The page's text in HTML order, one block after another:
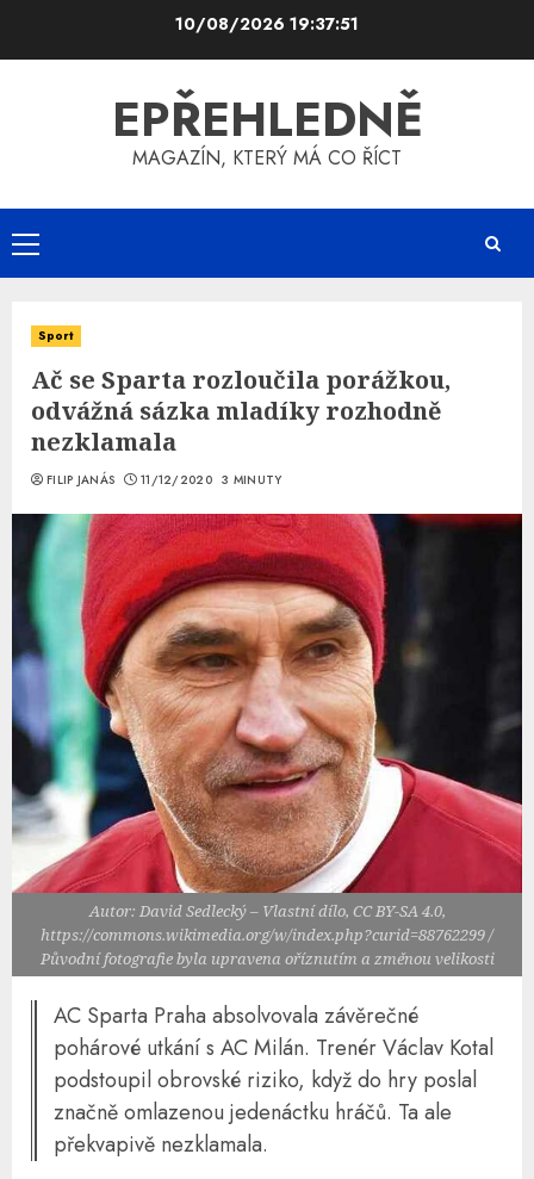
10/08/2026 19:37:51
EPŘEHLEDNĚ
MAGAZÍN, KTERÝ MÁ CO ŘÍCT
Primary
Menu
Sport
Ač se Sparta rozloučila porážkou,
odvážná sázka mladíky rozhodně
nezklamala
FILIP JANÁS 11/12/2020 3 MINUTY
Autor: David Sedlecký – Vlastní dílo, CC BY-SA 4.0,
https://commons.wikimedia.org/w/index.php?curid=88762299 /
Původní fotografie byla upravena oříznutím a změnou velikosti
AC Sparta Praha absolvovala závěrečné
pohárové utkání s AC Milán. Trenér Václav Kotal
podstoupil obrovské riziko, když do hry poslal
značně omlazenou jedenáctku hráčů. Ta ale
překvapivě nezklamala.